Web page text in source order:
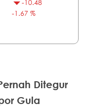
-10.48
-1.67 %
Ditegur
Gula